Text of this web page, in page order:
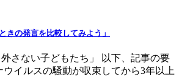
きの発言を比較してみよう」
さない子どもたち」 以下、記事の要
イルスの騒動が収束してから3年以上